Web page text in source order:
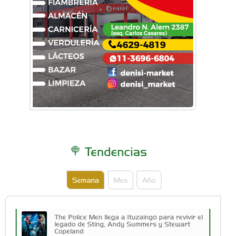
Tendencias
Semana Mes Año
The Police Men llega a Ituzaingó para revivir el
legado de Sting, Andy Summers y Stewart
Copeland